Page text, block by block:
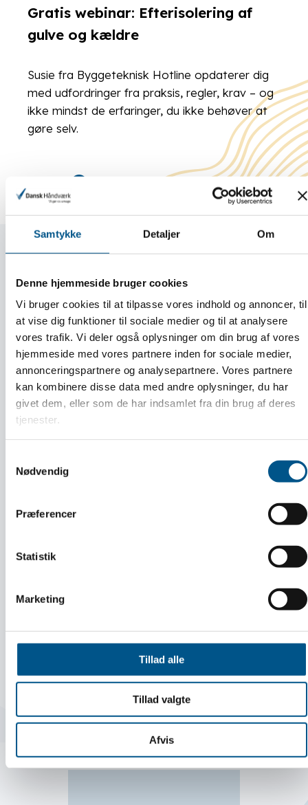
Samtykke Detaljer Om
Denne hjemmeside bruger cookies
Vi bruger cookies til at tilpasse vores indhold og annoncer, til
at vise dig funktioner til sociale medier og til at analysere
vores trafik. Vi deler også oplysninger om din brug af vores
hjemmeside med vores partnere inden for sociale medier,
annonceringspartnere og analysepartnere. Vores partnere
kan kombinere disse data med andre oplysninger, du har
givet dem, eller som de har indsamlet fra din brug af deres
tjenester.
Nødvendig
Præferencer
Statistik
Marketing
Tillad alle
Tillad valgte
Afvis
Gratis webinar: Efterisolering af
gulve og kældre
Susie fra Byggeteknisk Hotline opdaterer dig
med udfordringer fra praksis, regler, krav – og
ikke mindst de erfaringer, du ikke behøver at
gøre selv.
Årets Mester Fest for Dansk
Guide:
Sådan ansætter du din første medarbejder